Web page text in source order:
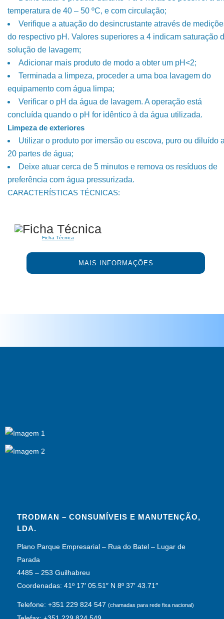
temperatura de 40 – 50 ºC, e com circulação;
Verifique a atuação do desincrustante através de
do respectivo pH. Valores superiores a 4 indicam saturação
solução de lavagem;
Adicionar mais produto de modo a obter um pH<2;
Terminada a limpeza, proceder a uma boa lavagem do
equipamento com água limpa;
Verificar o pH da água de lavagem. A operação está
concluída quando o pH for idêntico à da água utilizada.
Limpeza de exteriores
Utilizar o produto por imersão ou escova, puro ou diluído
20 partes de água;
Deixe atuar cerca de 5 minutos e remova os resíduos de
preferência com água pressurizada.
CARACTERÍSTICAS TÉCNICAS:
Ficha Técnica
MAIS INFORMAÇÕES
TRODMAN – CONSUMÍVEIS E MANUTENÇÃO,
LDA.
Plano Parque Empresarial – Rua do Batel – Lugar de
Parada
4485 – 253 Guilhabreu
Coordenadas: 41º 17′ 05.51″ N 8º 37′ 43.71″
Telefone: +351 229 824 547(chamadas para rede fixa nacional)